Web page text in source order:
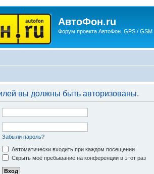
АвтоФон.ru
Форум проекта АвтоФон. GPS /
вы должны быть авторизованы.
Забыли пароль?
Автоматически входить при каждом посещении
Скрыть моё пребывание на конференции в этот раз